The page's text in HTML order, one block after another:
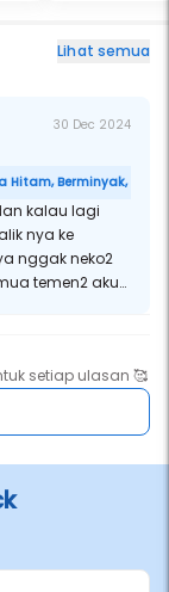
Lihat semua
30 Dec 2024
Hitam, Berminyak, Pori
kalau lagi
nya ke
nggak neko2
temen2 aku
setiap ulasan 🥰